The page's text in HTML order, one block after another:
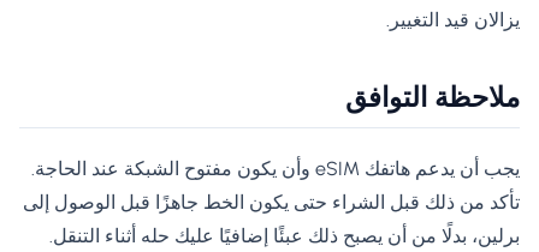
يزالان قيد التغيير.
ملاحظة التوافق
يجب أن يدعم هاتفك eSIM وأن يكون مفتوح الشبكة عند الحاجة.
تأكد من ذلك قبل الشراء حتى يكون الخط جاهزًا قبل الوصول إلى
برلين، بدلًا من أن يصبح ذلك عبئًا إضافيًا عليك حله أثناء التنقل.